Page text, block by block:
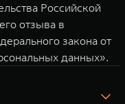
Российской
отзыва в
закона от
данных».